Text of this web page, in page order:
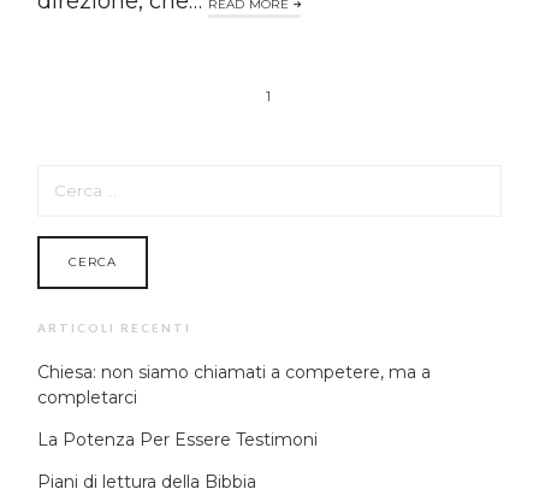
READ MORE
1
PER:
ARTICOLI RECENTI
Chiesa: non siamo chiamati a competere, ma a
completarci
La Potenza Per Essere Testimoni
Piani di lettura della Bibbia